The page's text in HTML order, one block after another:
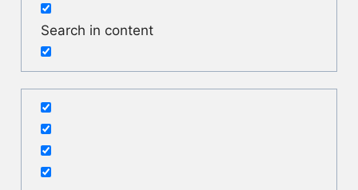
Search in content